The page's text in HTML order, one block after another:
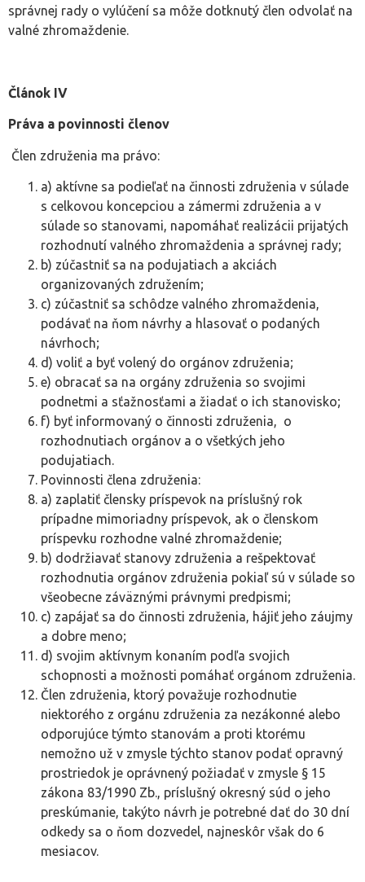
správnej rady o vylúčení sa môže dotknutý člen odvolať na
valné zhromaždenie.
Článok IV
Práva a povinnosti členov
Člen združenia ma právo:
a) aktívne sa podieľať na činnosti združenia v súlade
s celkovou koncepciou a zámermi združenia a v
súlade so stanovami, napomáhať realizácii prijatých
rozhodnutí valného zhromaždenia a správnej rady;
b) zúčastniť sa na podujatiach a akciách
organizovaných združením;
c) zúčastniť sa schôdze valného zhromaždenia,
podávať na ňom návrhy a hlasovať o podaných
návrhoch;
d) voliť a byť volený do orgánov združenia;
e) obracať sa na orgány združenia so svojimi
podnetmi a sťažnosťami a žiadať o ich stanovisko;
f) byť informovaný o činnosti združenia, o
rozhodnutiach orgánov a o všetkých jeho
podujatiach.
Povinnosti člena združenia:
a) zaplatiť člensky príspevok na príslušný rok
prípadne mimoriadny príspevok, ak o členskom
príspevku rozhodne valné zhromaždenie;
b) dodržiavať stanovy združenia a rešpektovať
rozhodnutia orgánov združenia pokiaľ sú v súlade so
všeobecne záväznými právnymi predpismi;
c) zapájať sa do činnosti združenia, hájiť jeho záujmy
a dobre meno;
d) svojim aktívnym konaním podľa svojich
schopnosti a možnosti pomáhať orgánom združenia.
Člen združenia, ktorý považuje rozhodnutie
niektorého z orgánu združenia za nezákonné alebo
odporujúce týmto stanovám a proti ktorému
nemožno už v zmysle týchto stanov podať opravný
prostriedok je oprávnený požiadať v zmysle § 15
zákona 83/1990 Zb., príslušný okresný súd o jeho
preskúmanie, takýto návrh je potrebné dať do 30 dní
odkedy sa o ňom dozvedel, najneskôr však do 6
mesiacov.